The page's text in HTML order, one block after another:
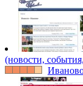
(новости,